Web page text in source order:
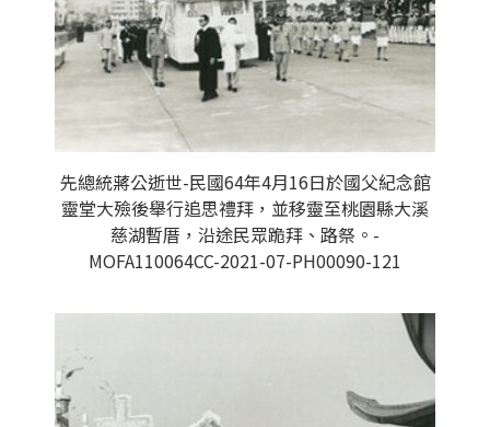
先總統蔣公逝世-民國64年4月16日於國父紀念館
靈堂大殮後舉行追思禮拜，並移靈至桃園縣大溪
慈湖暫厝，沿途民眾跪拜、路祭。-
MOFA110064CC-2021-07-PH00090-121